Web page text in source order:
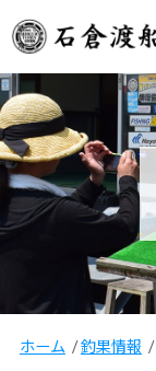
ホーム /釣果情報 /